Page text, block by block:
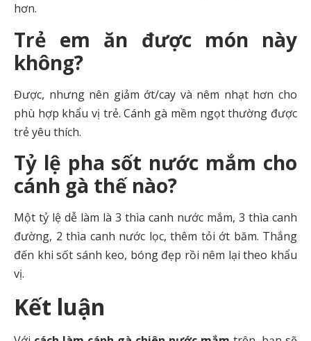
hơn.
Trẻ em ăn được món này
không?
Được, nhưng nên giảm ớt/cay và nêm nhạt hơn cho
phù hợp khẩu vị trẻ. Cánh gà mềm ngọt thường được
trẻ yêu thích.
Tỷ lệ pha sốt nước mắm cho
cánh gà thế nào?
Một tỷ lệ dễ làm là 3 thìa canh nước mắm, 3 thìa canh
đường, 2 thìa canh nước lọc, thêm tỏi ớt băm. Thắng
đến khi sốt sánh keo, bóng đẹp rồi nêm lại theo khẩu
vị.
Kết luận